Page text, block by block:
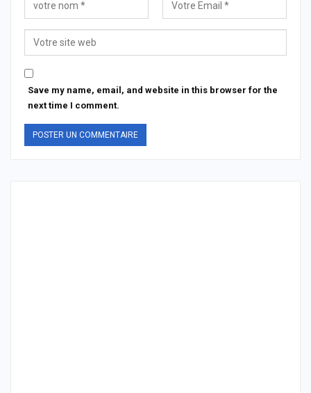
Save my name, email, and website in this browser for the
next time I comment.